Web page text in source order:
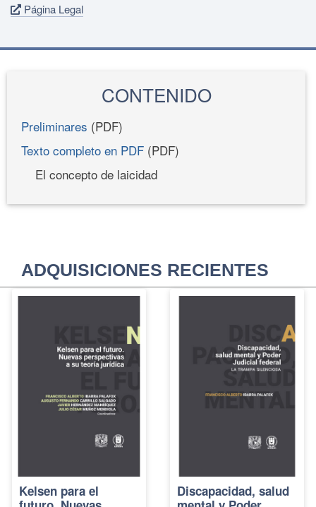
Página Legal
CONTENIDO
Preliminares (PDF)
Texto completo en PDF (PDF)
El concepto de laicidad
ADQUISICIONES RECIENTES
Kelsen para el
Discapacidad, salud